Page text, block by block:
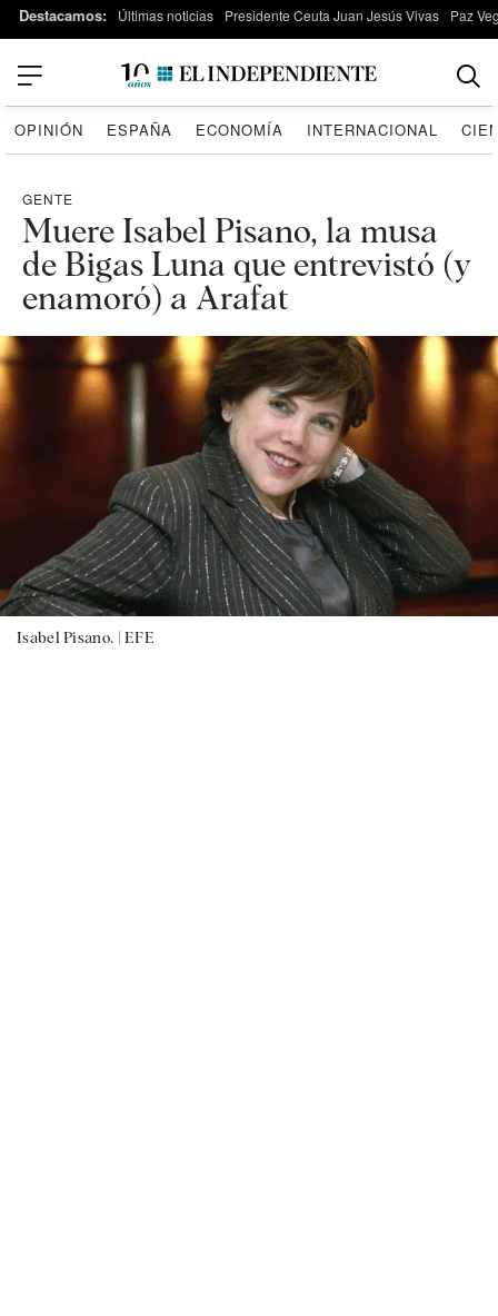
Destacamos: Últimas noticias Presidente Ceuta Juan Jesús Vivas Paz
OPINIÓN ESPAÑA ECONOMÍA INTERNACIONAL
GENTE
Muere Isabel Pisano, la musa
de Bigas Luna que entrevistó (y
enamoró) a Arafat
Isabel Pisano. |EFE